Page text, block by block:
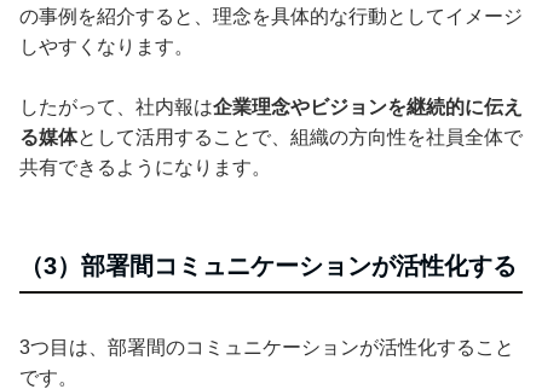
の事例を紹介すると、理念を具体的な行動としてイメージ
しやすくなります。
したがって、社内報は企業理念やビジョンを継続的に伝え
る媒体として活用することで、組織の方向性を社員全体で
共有できるようになります。
（3）部署間コミュニケーションが活性化する
3つ目は、部署間のコミュニケーションが活性化すること
です。